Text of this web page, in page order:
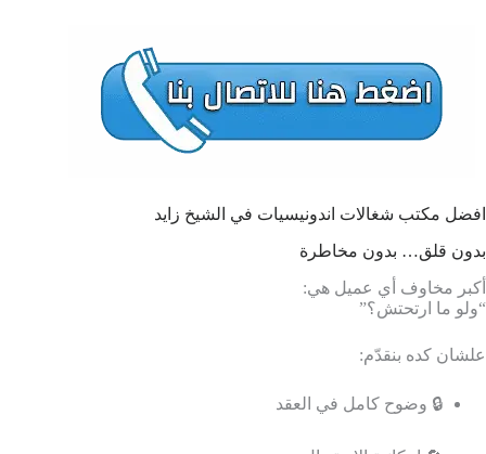
افضل مكتب شغالات اندونيسيات في الشيخ زايد
بدون قلق… بدون مخاطرة
أكبر مخاوف أي عميل هي:
“ولو ما ارتحتش؟”
علشان كده بنقدّم:
🔒 وضوح كامل في العقد